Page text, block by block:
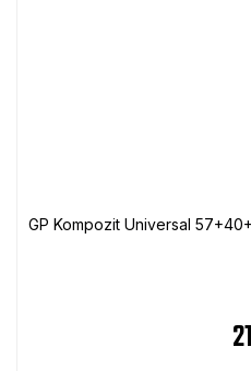
GP Kompozit Universal